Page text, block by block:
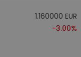
1.160000 EUR
-3.00%